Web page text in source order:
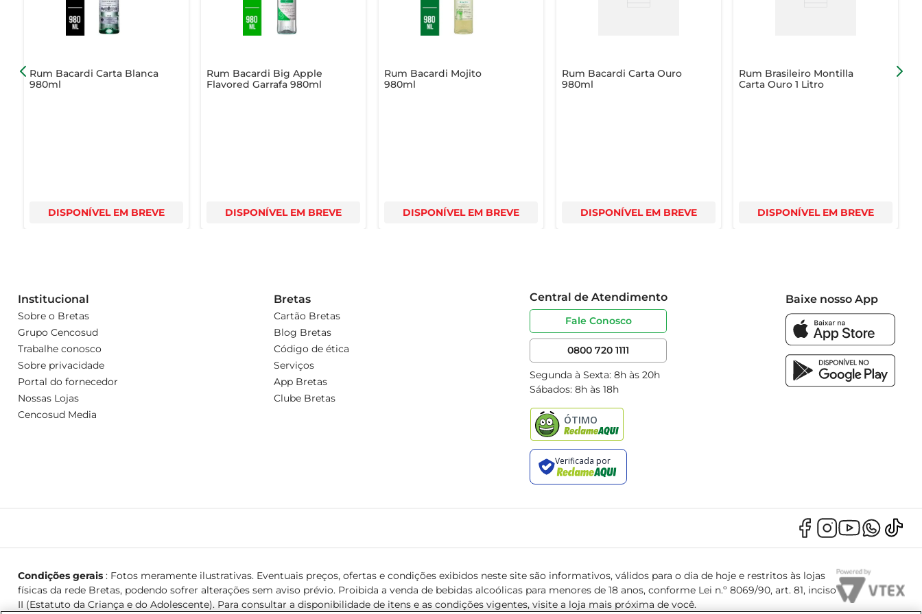
Rum Bacardi Carta Blanca
980ml
DISPONÍVEL EM BREVE
Rum Bacardi Big Apple
Flavored Garrafa 980ml
DISPONÍVEL EM BREVE
Rum Bacardi Mojito
980ml
DISPONÍVEL EM BREVE
Rum Bacardi Carta Ouro
980ml
DISPONÍVEL EM BREVE
Rum Brasileiro Montilla
Carta Ouro 1 Litro
DISPONÍVEL EM BREVE
Institucional
Sobre o Bretas
Grupo Cencosud
Trabalhe conosco
Sobre privacidade
Portal do fornecedor
Nossas Lojas
Cencosud Media
Bretas
Cartão Bretas
Blog Bretas
Código de ética
Serviços
App Bretas
Clube Bretas
Central de Atendimento
Fale Conosco
0800 720 1111
Segunda à Sexta: 8h às 20h
Sábados: 8h às 18h
Baixe nosso App
Condições gerais: Fotos meramente ilustrativas. Eventuais preços, ofertas e condições exibidos neste site são informativos, válidos para o dia de hoje e restritos às lojas
físicas da rede Bretas, podendo sofrer alterações sem aviso prévio. Proibida a venda de bebidas alcoólicas para menores de 18 anos, conforme Lei n.º 8069/90, art. 81, inciso
II (Estatuto da Criança e do Adolescente). Para consultar a disponibilidade de itens e as condições vigentes, visite a loja mais próxima de você.